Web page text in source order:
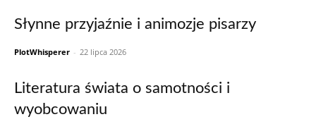
Słynne przyjaźnie i animozje pisarzy
PlotWhisperer - 22 lipca 2026
Literatura świata o samotności i
wyobcowaniu